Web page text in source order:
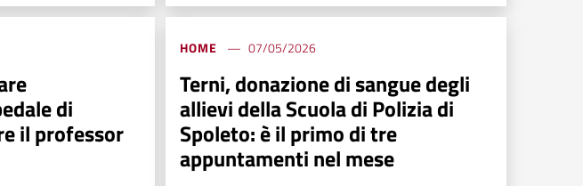
di
il professor
HOME 07/05/2026
Terni, donazione di sangue degli
allievi della Scuola di Polizia di
Spoleto: è il primo di tre
appuntamenti nel mese